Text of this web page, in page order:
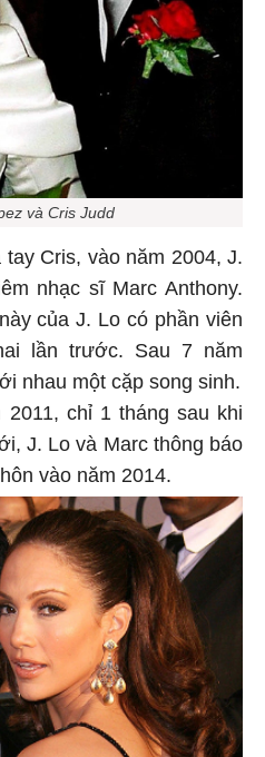
và Cris Judd
Cris, vào năm 2004, J.
nhạc sĩ Marc Anthony.
của J. Lo có phần viên
lần trước. Sau 7 năm
nhau một cặp song sinh.
chỉ 1 tháng sau khi
J. Lo và Marc thông báo
vào năm 2014.